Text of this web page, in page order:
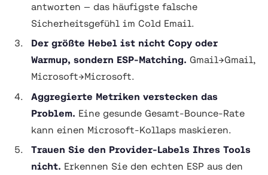
antworten — das häufigste falsche
Sicherheitsgefühl im Cold Email.
Der größte Hebel ist nicht Copy oder
Warmup, sondern ESP-Matching. Gmail→Gmail,
Microsoft→Microsoft.
Aggregierte Metriken verstecken das
Problem. Eine gesunde Gesamt-Bounce-Rate
kann einen Microsoft-Kollaps maskieren.
Trauen Sie den Provider-Labels Ihres Tools
nicht. Erkennen Sie den echten ESP aus den